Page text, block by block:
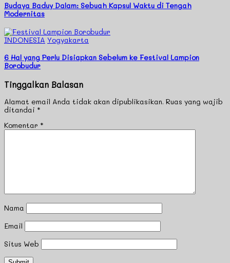
Budaya Baduy Dalam: Sebuah Kapsul Waktu di Tengah
Modernitas
INDONESIA Yogyakarta
6 Hal yang Perlu Disiapkan Sebelum ke Festival Lampion
Borobudur
Tinggalkan Balasan
Alamat email Anda tidak akan dipublikasikan. Ruas yang wajib
ditandai *
Komentar *
Nama
Email
Situs Web